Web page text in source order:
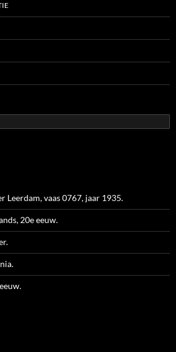
Leerdam, vaas 0767, jaar 1935.
20e eeuw.